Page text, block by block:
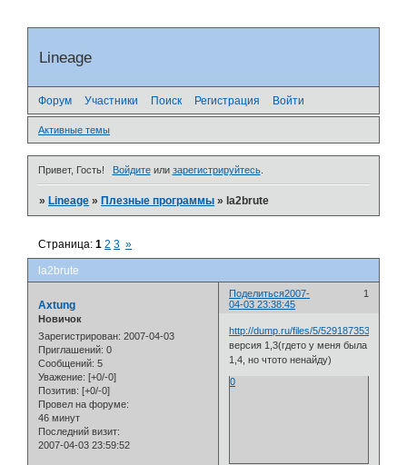
Lineage
Форум Участники Поиск Регистрация Войти
Активные темы
Привет, Гость! Войдитеили зарегистрируйтесь.
»Lineage »Плезные программы »la2brute
la2brute
Страница:1 2 3 »
Поделиться 1
2007-
04-03 23:38:45
Axtung
Новичок
Зарегистрирован: 2007-04-03
Приглашений: 0
Сообщений: 5
Уважение: [+0/-0]
Позитив: [+0/-0]
Провел на форуме:
46 минут
Последний визит:
2007-04-03 23:59:52
http://dump.ru/files/5/5291873532/
версия 1,3(гдето у меня была
1,4, но чтото ненайду)
0